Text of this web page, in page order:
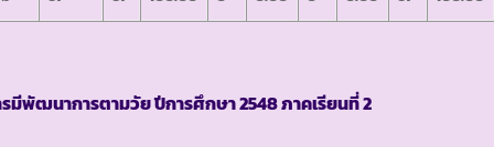
มีพัฒนาการตามวัย ปีการศึกษา2548 ภาคเรียนที่ 2